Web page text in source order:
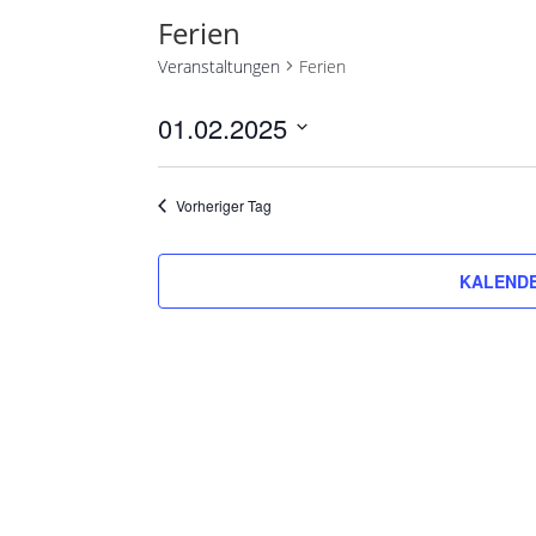
Ferien
Veranstaltungen Ferien
01.02.2025
Datum
wählen.
Vorheriger Tag